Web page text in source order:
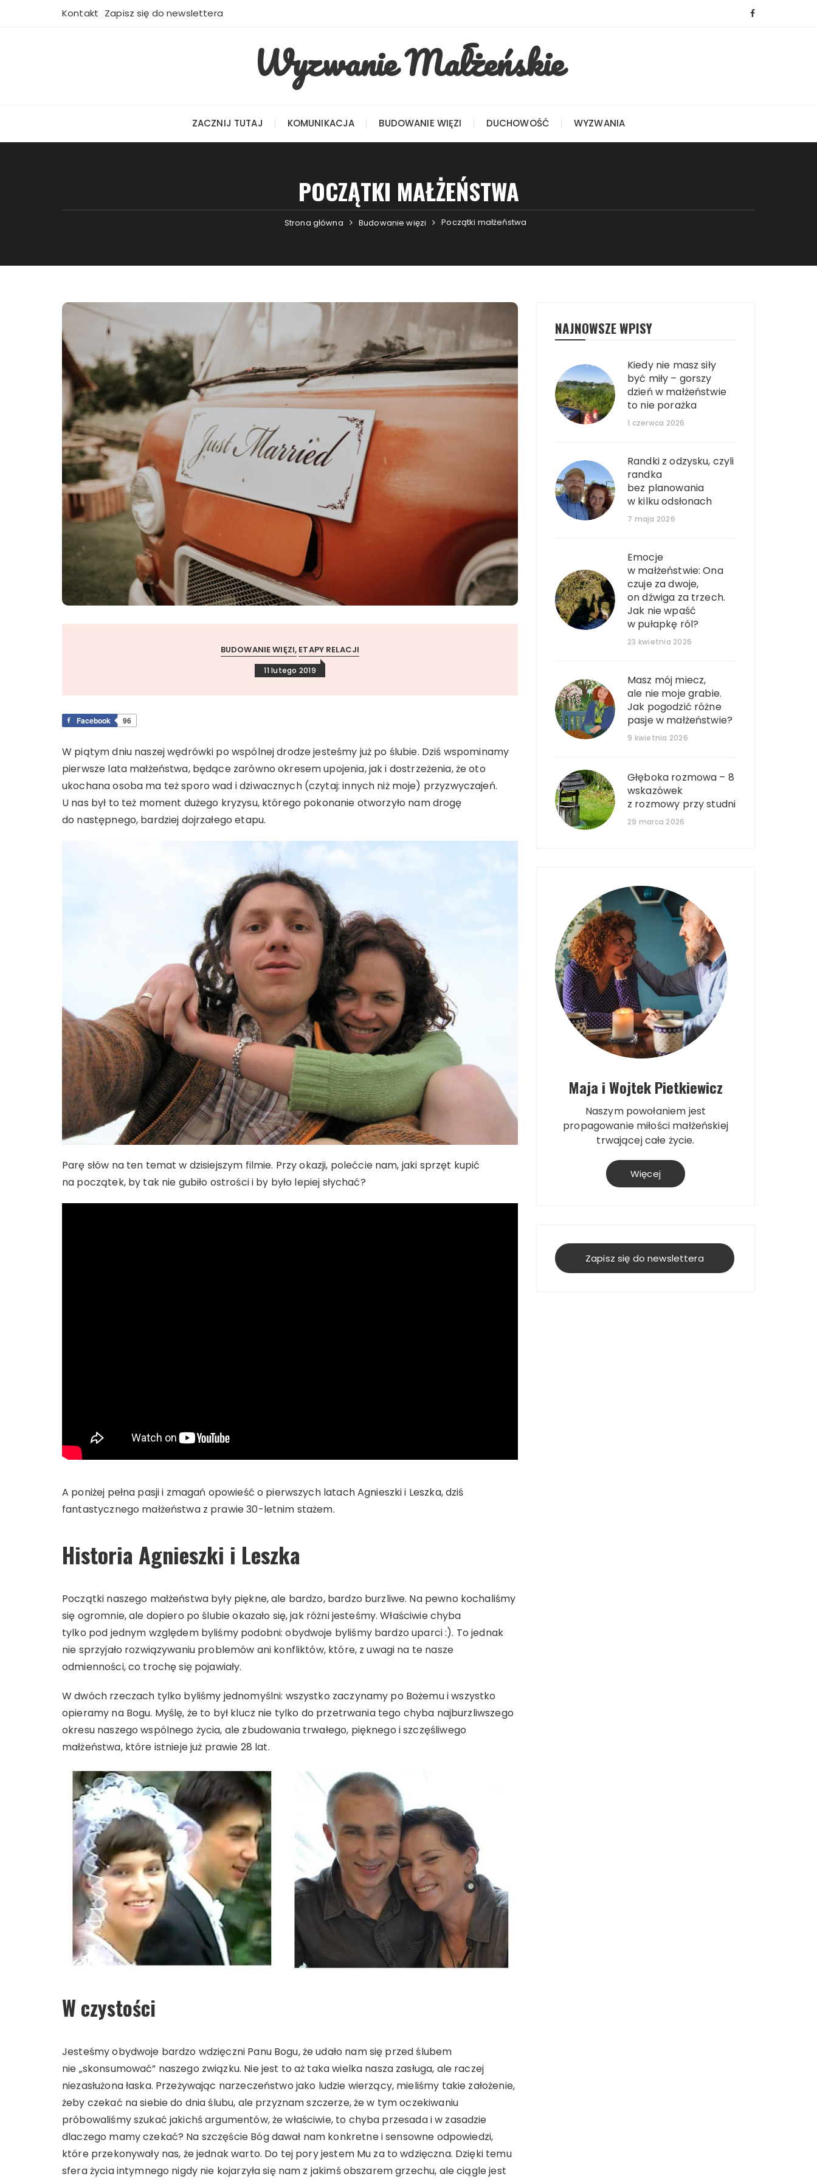
Kontakt Zapisz się do newslettera
Wyzwanie Małżeńskie
ZACZNIJ TUTAJ KOMUNIKACJA BUDOWANIE WIĘZI DUCHOWOŚĆ WYZWANIA
POCZĄTKI MAŁŻEŃSTWA
Strona główna Budowanie więzi Początki małżeństwa
BUDOWANIE WIĘZI ETAPY RELACJI
11 lutego 2019
Facebook 96
W piątym dniu naszej wędrówki po wspólnej drodze jesteśmy już po ślubie. Dziś wspominamy
pierwsze lata małżeństwa, będące zarówno okresem upojenia, jak i dostrzeżenia, że oto
ukochana osoba ma też sporo wad i dziwacznych (czytaj: innych niż moje) przyzwyczajeń.
U nas był to też moment dużego kryzysu, którego pokonanie otworzyło nam drogę
do następnego, bardziej dojrzałego etapu.
Parę słów na ten temat w dzisiejszym filmie. Przy okazji, polećcie nam, jaki sprzęt kupić
na początek, by tak nie gubiło ostrości i by było lepiej słychać?
A poniżej pełna pasji i zmagań opowieść o pierwszych latach Agnieszki i Leszka, dziś
fantastycznego małżeństwa z prawie 30-letnim stażem.
Historia Agnieszki i Leszka
Początki naszego małżeństwa były piękne, ale bardzo, bardzo burzliwe. Na pewno kochaliśmy
się ogromnie, ale dopiero po ślubie okazało się, jak różni jesteśmy. Właściwie chyba
tylko pod jednym względem byliśmy podobni: obydwoje byliśmy bardzo uparci :). To jednak
nie sprzyjało rozwiązywaniu problemów ani konfliktów, które, z uwagi na te nasze
odmienności, co trochę się pojawiały.
W dwóch rzeczach tylko byliśmy jednomyślni: wszystko zaczynamy po Bożemu i wszystko
opieramy na Bogu. Myślę, że to był klucz nie tylko do przetrwania tego chyba najburzliwszego
okresu naszego wspólnego życia, ale zbudowania trwałego, pięknego i szczęśliwego
małżeństwa, które istnieje już prawie 28 lat.
W czystości
Jesteśmy obydwoje bardzo wdzięczni Panu Bogu, że udało nam się przed ślubem
nie „skonsumować” naszego związku. Nie jest to aż taka wielka nasza zasługa, ale raczej
niezasłużona łaska. Przeżywając narzeczeństwo jako ludzie wierzący, mieliśmy takie założenie,
żeby czekać na siebie do dnia ślubu, ale przyznam szczerze, że w tym oczekiwaniu
próbowaliśmy szukać jakichś argumentów, że właściwie, to chyba przesada i w zasadzie
dlaczego mamy czekać? Na szczęście Bóg dawał nam konkretne i sensowne odpowiedzi,
które przekonywały nas, że jednak warto. Do tej pory jestem Mu za to wdzięczna. Dzięki temu
sfera życia intymnego nigdy nie kojarzyła się nam z jakimś obszarem grzechu, ale ciągle jest
NAJNOWSZE WPISY
Kiedy nie masz siły
być miły – gorszy
dzień w małżeństwie
to nie porażka
1 czerwca 2026
Randki z odzysku, czyli
randka
bez planowania
w kilku odsłonach
7 maja 2026
Emocje
w małżeństwie: Ona
czuje za dwoje,
on dźwiga za trzech.
Jak nie wpaść
w pułapkę ról?
23 kwietnia 2026
Masz mój miecz,
ale nie moje grabie.
Jak pogodzić różne
pasje w małżeństwie?
9 kwietnia 2026
Głęboka rozmowa – 8
wskazówek
z rozmowy przy studni
29 marca 2026
Maja i Wojtek Pietkiewicz
Naszym powołaniem jest
propagowanie miłości małżeńskiej
trwającej całe życie.
Więcej
Zapisz się do newslettera